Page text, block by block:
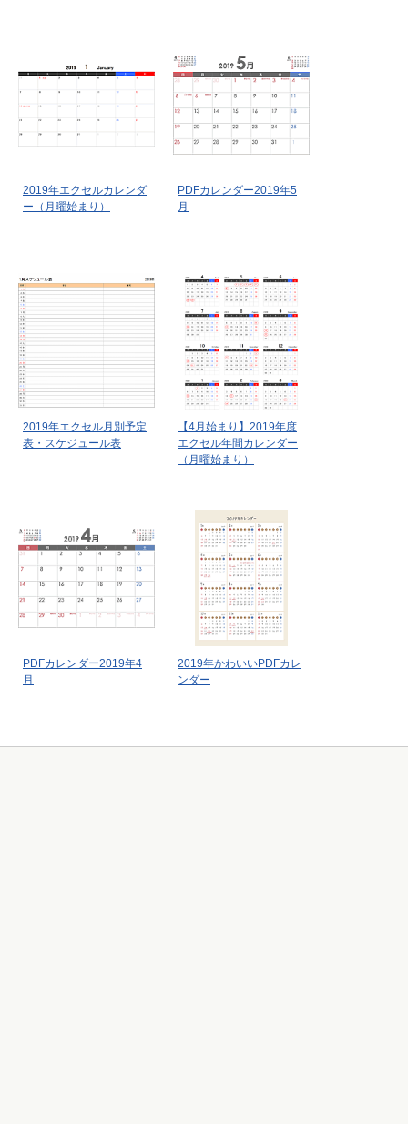
2019年エクセルカレンダ
ー（月曜始まり）
PDFカレンダー2019年5
月
2019年エクセル月別予定
表・スケジュール表
【4月始まり】2019年度
エクセル年間カレンダー
（月曜始まり）
PDFカレンダー2019年4
月
2019年かわいいPDFカレ
ンダー